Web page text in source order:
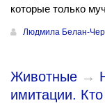
которые только
Людмила Белан-
Животные →
имитации.